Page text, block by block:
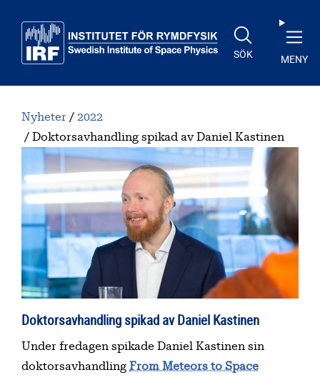
SÖK MENY
Nyheter
2022
Doktorsavhandling spikad av Daniel Kastinen
Doktorsavhandling spikad av Daniel Kastinen
Under fredagen spikade Daniel Kastinen sin
doktorsavhandling From Meteors to Space